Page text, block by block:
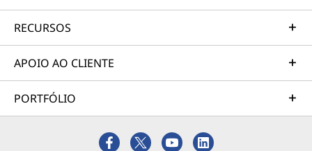
RECURSOS
APOIO AO CLIENTE
PORTFÓLIO